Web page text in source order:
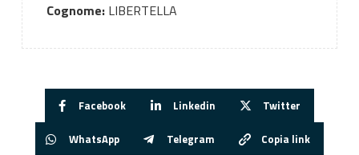
Cognome:LIBERTELLA
Facebook Linkedin Twitter
WhatsApp Telegram Copia link